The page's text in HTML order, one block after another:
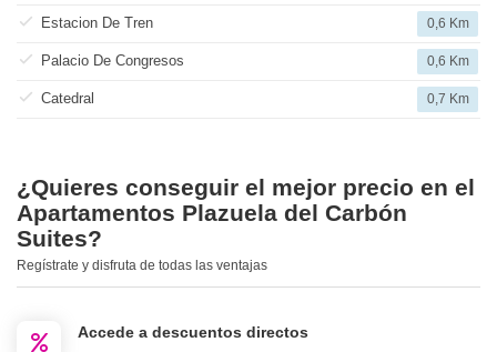
Estacion De Tren 0,6 Km
Palacio De Congresos 0,6 Km
Catedral 0,7 Km
¿Quieres conseguir el mejor precio en el
Apartamentos Plazuela del Carbón
Suites?
Regístrate y disfruta de todas las ventajas
Accede a descuentos directos